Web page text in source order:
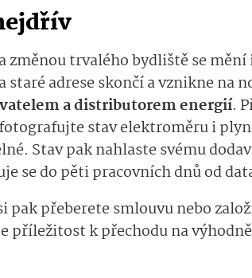
změnou trvalého bydliště se mění
staré adrese skončí a vznikne na
a distributorem energií.
stav elektroměru i
Stav pak nahlaste svému
se do pěti pracovních dnů od
pak přeberete smlouvu nebo
příležitost k přechodu na